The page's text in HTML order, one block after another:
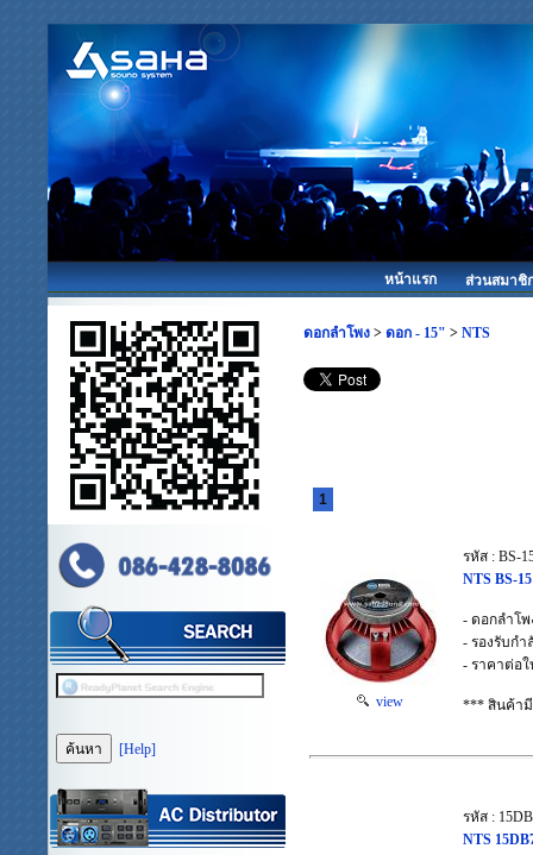
หน้าแรก ส่วนสมาชิ
[Help]
ดอกลำโพง > ดอก - 15" > NTS
1
view
รหัส : BS-
NTS BS-
- ดอกลำโพ
- รองรับกำ
- ราคาต่อใ
*** สินค้า
รหัส :
NTS